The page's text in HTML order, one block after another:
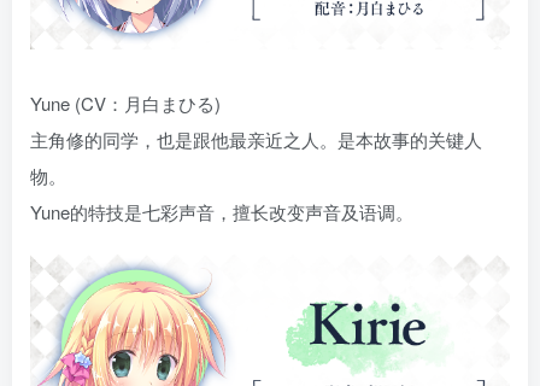
Yune (CV：月白まひる)
主角修的同学，也是跟他最亲近之人。是本故事的关键人
物。
Yune的特技是七彩声音，擅长改变声音及语调。